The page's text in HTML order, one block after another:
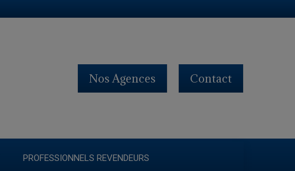
Contact
Nos Agences
PROFESSIONNELS REVENDEURS